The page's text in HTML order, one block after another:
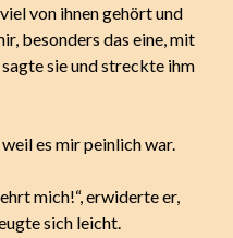
von ihnen gehört und
besonders das eine, mit
sie und streckte ihm
es mir peinlich war.
mich!“, erwiderte er,
sich leicht.